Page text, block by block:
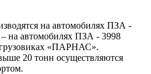
на автомобилях ПЗА -
на автомобилях ПЗА - 3998
«ПАРНАС».
20 тонн осуществляются